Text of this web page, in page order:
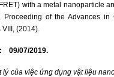
with a metal nanoparticle
Proceeding of the Advances in
(2014).
09/07/2019.
lý của việc ứng dụng vật liệu